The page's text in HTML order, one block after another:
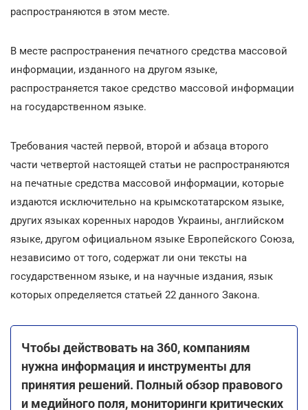
распространяются в этом месте.
В месте распространения печатного средства массовой
информации, изданного на другом языке,
распространяется такое средство массовой информации
на государственном языке.
Требования частей первой, второй и абзаца второго
части четвертой настоящей статьи не распространяются
на печатные средства массовой информации, которые
издаются исключительно на крымскотатарском языке,
других языках коренных народов Украины, английском
языке, другом официальном языке Европейского Союза,
независимо от того, содержат ли они тексты на
государственном языке, и на научные издания, язык
которых определяется статьей 22 данного Закона.
Чтобы действовать на 360, компаниям
нужна информация и инструменты для
принятия решений. Полный обзор правового
и медийного поля, мониторинги критических